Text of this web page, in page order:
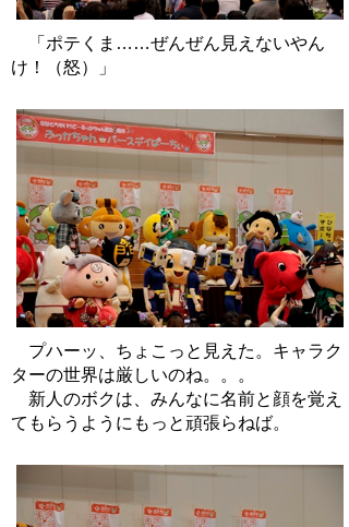
「ポテくま……ぜんぜん見えないやん
け！（怒）」
プハーッ、ちょこっと見えた。キャラク
ターの世界は厳しいのね。。。
新人のボクは、みんなに名前と顔を覚え
てもらうようにもっと頑張らねば。